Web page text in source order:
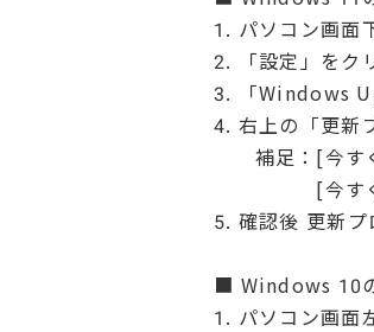
1. パソコン画面
2. 「設定」をク
3. 「Windows
4. 右上の「更新
補足：[今すぐ
[今すぐイン
5. 確認後 更新
■ Windows 10
1. パソコン画面